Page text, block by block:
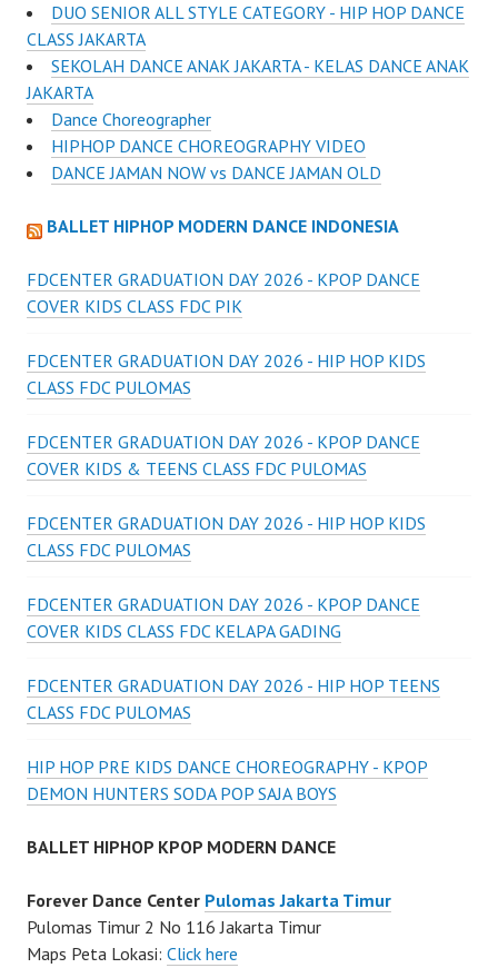
DUO SENIOR ALL STYLE CATEGORY - HIP HOP DANCE
CLASS JAKARTA
SEKOLAH DANCE ANAK JAKARTA - KELAS DANCE ANAK
JAKARTA
Dance Choreographer
HIPHOP DANCE CHOREOGRAPHY VIDEO
DANCE JAMAN NOW vs DANCE JAMAN OLD
BALLET HIPHOP MODERN DANCE INDONESIA
FDCENTER GRADUATION DAY 2026 - KPOP DANCE
COVER KIDS CLASS FDC PIK
FDCENTER GRADUATION DAY 2026 - HIP HOP KIDS
CLASS FDC PULOMAS
FDCENTER GRADUATION DAY 2026 - KPOP DANCE
COVER KIDS & TEENS CLASS FDC PULOMAS
FDCENTER GRADUATION DAY 2026 - HIP HOP KIDS
CLASS FDC PULOMAS
FDCENTER GRADUATION DAY 2026 - KPOP DANCE
COVER KIDS CLASS FDC KELAPA GADING
FDCENTER GRADUATION DAY 2026 - HIP HOP TEENS
CLASS FDC PULOMAS
HIP HOP PRE KIDS DANCE CHOREOGRAPHY - KPOP
DEMON HUNTERS SODA POP SAJA BOYS
BALLET HIPHOP KPOP MODERN DANCE
Forever Dance Center Pulomas Jakarta Timur
Pulomas Timur 2 No 116 Jakarta Timur
Maps Peta Lokasi: Click here